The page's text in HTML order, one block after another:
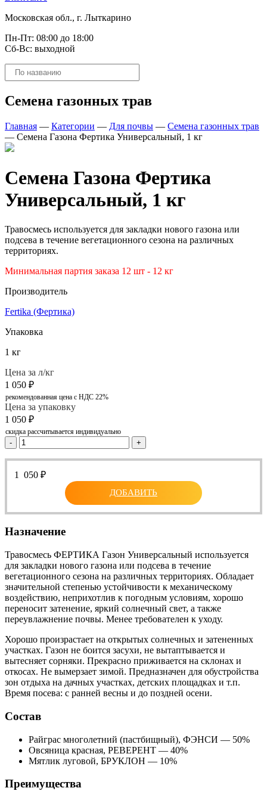
Московская обл., г. Лыткарино
Пн-Пт: 08:00 до 18:00
Сб-Вс: выходной
Поиск
товаров
Семена газонных трав
Главная — Категории — Для почвы — Семена газонных трав
— Семена Газона Фертика Универсальный, 1 кг
Семена Газона Фертика
Универсальный, 1 кг
Травосмесь используется для закладки нового газона или
подсева в течение вегетационного сезона на различных
территориях.
Минимальная партия заказа 12 шт - 12 кг
Производитель
Fertika (Фертика)
Упаковка
1 кг
Цена за л/кг
1 050 ₽
рекомендованная цена с НДС 22%
Цена за упаковку
1 050 ₽
скидка рассчитывается индивидуально
- +
1 050 ₽
ДОБАВИТЬ
Назначение
Травосмесь ФЕРТИКА Газон Универсальный используется
для закладки нового газона или подсева в течение
вегетационного сезона на различных территориях. Обладает
значительной степенью устойчивости к механическому
воздействию, неприхотлив к погодным условиям, хорошо
переносит затенение, яркий солнечный свет, а также
переувлажнение почвы. Менее требователен к уходу.
Хорошо произрастает на открытых солнечных и затененных
участках. Газон не боится засухи, не вытаптывается и
вытесняет сорняки. Прекрасно приживается на склонах и
откосах. Не вымерзает зимой. Предназначен для обустройства
зон отдыха на дачных участках, детских площадках и т.п.
Время посева: с ранней весны и до поздней осени.
Состав
Райграс многолетний (пастбищный), ФЭНСИ — 50%
Овсяница красная, РЕВЕРЕНТ — 40%
Мятлик луговой, БРУКЛОН — 10%
Преимущества